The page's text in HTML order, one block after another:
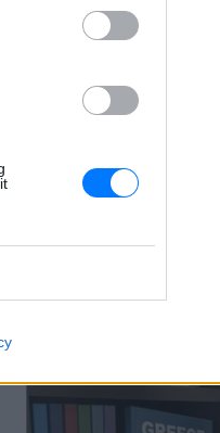
Ελληνικό γιαούρτι: Μία
scrambled eggs θα
ΚΕΡΔΙΣΤΕ
Καλοκαιρινές
τα μεγαλύτερα eshops